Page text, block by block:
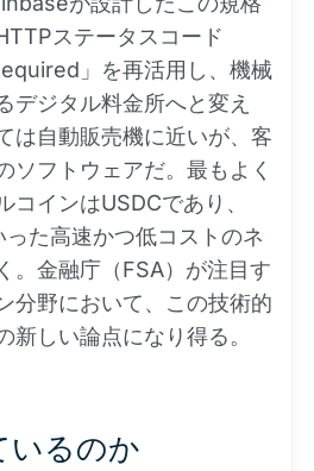
ステータスコード
」を再活用し、機械
デジタル料金所へと変え
は自動販売機に近いが、客
ソフトウェアだ。最もよく
コインはUSDCであり、
た高速かつ低コストのネ
。金融庁（FSA）が注目す
分野において、この技術的
新しい論点になり得る。
いるのか